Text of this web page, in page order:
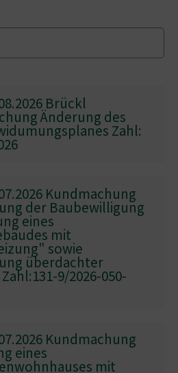
Brückl
Änderung des
Zahl:
Kundmachung
der Baubewilligung
eines
mit
sowie
überdachter
9/2026-050-
Kundmachung
eines
mit